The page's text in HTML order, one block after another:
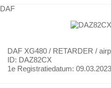
DAF
DAF XG480 / RETARDER /
ID: DAZ82CX
1e Registratiedatum: 09.03.2023